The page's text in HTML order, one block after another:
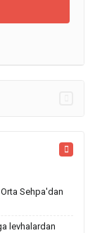
Sehpa'dan
levhalardan